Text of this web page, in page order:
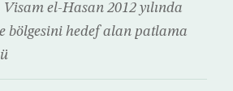
el-Hasan 2012 yılında
bölgesini hedef alan patlama